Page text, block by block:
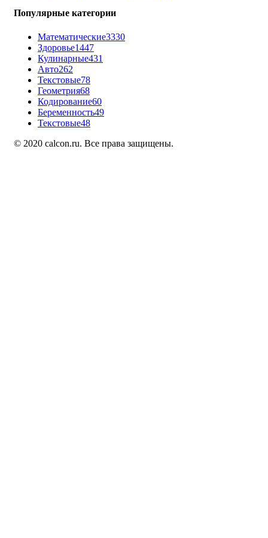
Популярные категории
Математические3330
Здоровье1447
Кулинарные431
Авто262
Текстовые78
Геометрия68
Кодирование60
Беременность49
Текстовые48
© 2020 calcon.ru. Все права защищены.